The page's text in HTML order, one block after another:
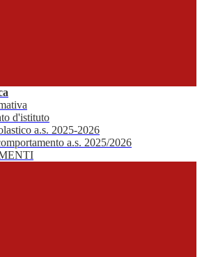
d'istituto
a.s. 2025-2026
a.s. 2025/2026